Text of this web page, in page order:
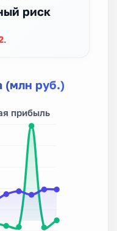
риск
(млн руб.)